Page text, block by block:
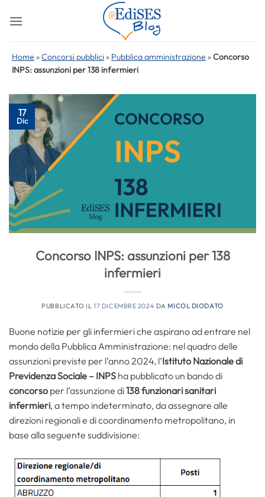
Home »Concorsi pubblici » Pubblica amministrazione »Concorso
INPS: assunzioni per 138 infermieri
17
Dic
Concorso INPS: assunzioni per 138
infermieri
PUBBLICATO IL17 DICEMBRE 2024 DA MICOL DIODATO
Buone notizie per gli infermieri che aspirano ad entrare nel
mondo della Pubblica Amministrazione: nel quadro delle
assunzioni previste per l’anno 2024, l’Istituto Nazionale di
Previdenza Sociale – INPS ha pubblicato un bando di
concorso per l’assunzione di138 funzionari sanitari
infermieri, a tempo indeterminato, da assegnare alle
direzioni regionali e di coordinamento metropolitano, in
base alla seguente suddivisione: